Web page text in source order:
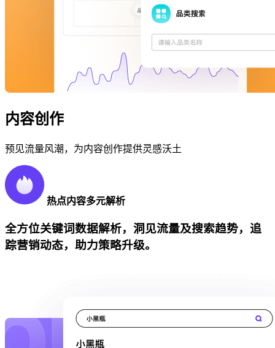
内容创作
预见流量风潮，为内容创作提供灵感沃土
热点内容多元解析
全方位关键词数据解析，洞见流量及搜索趋势，追
踪营销动态，助力策略升级。